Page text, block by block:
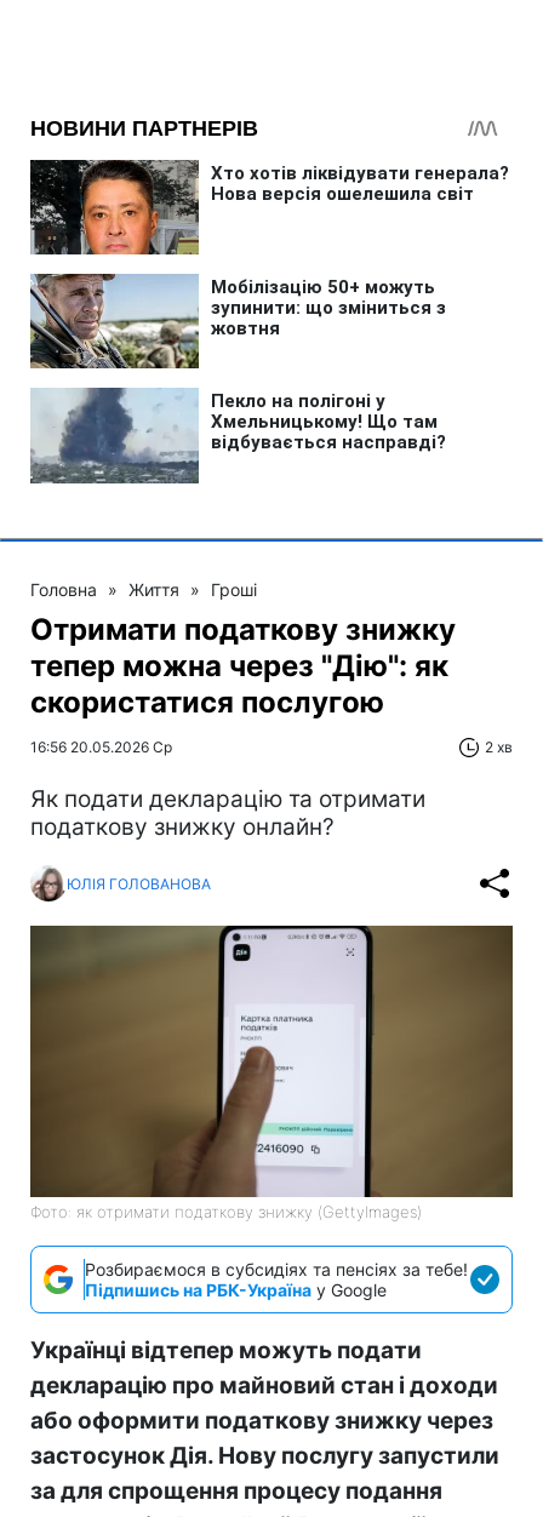
Головна » Життя » Гроші
Отримати податкову знижку
тепер можна через "Дію": як
скористатися послугою
16:56 20.05.2026 Ср 2 хв
Як подати декларацію та отримати
податкову знижку онлайн?
ЮЛІЯ ГОЛОВАНОВА
Фото: як отримати податкову знижку (GettyImages)
Розбираємося в субсидіях та пенсіях за тебе!
Підпишись на РБК-Україна у Google
Українці відтепер можуть подати
декларацію про майновий стан і доходи
або оформити податкову знижку через
застосунок Дія. Нову послугу запустили
за для спрощення процесу подання